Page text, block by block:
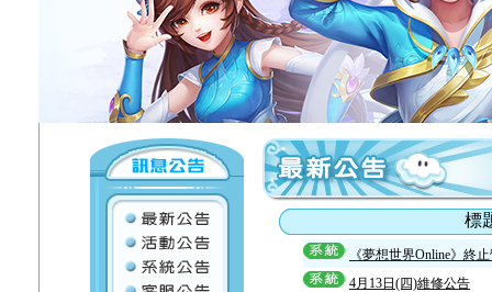
標
《夢想世界Online》終
4月13日(四)維修公告